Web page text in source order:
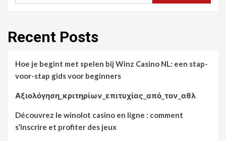
Recent Posts
Hoe je begint met spelen bij Winz Casino NL: een stap-
voor-stap gids voor beginners
Αξιολόγηση_κριτηρίων_επιτυχίας_από_τον_αθλ
Découvrez le winolot casino en ligne : comment
s’inscrire et profiter des jeux